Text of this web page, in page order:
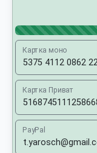
Картка моно
Картка Приват
PayPal